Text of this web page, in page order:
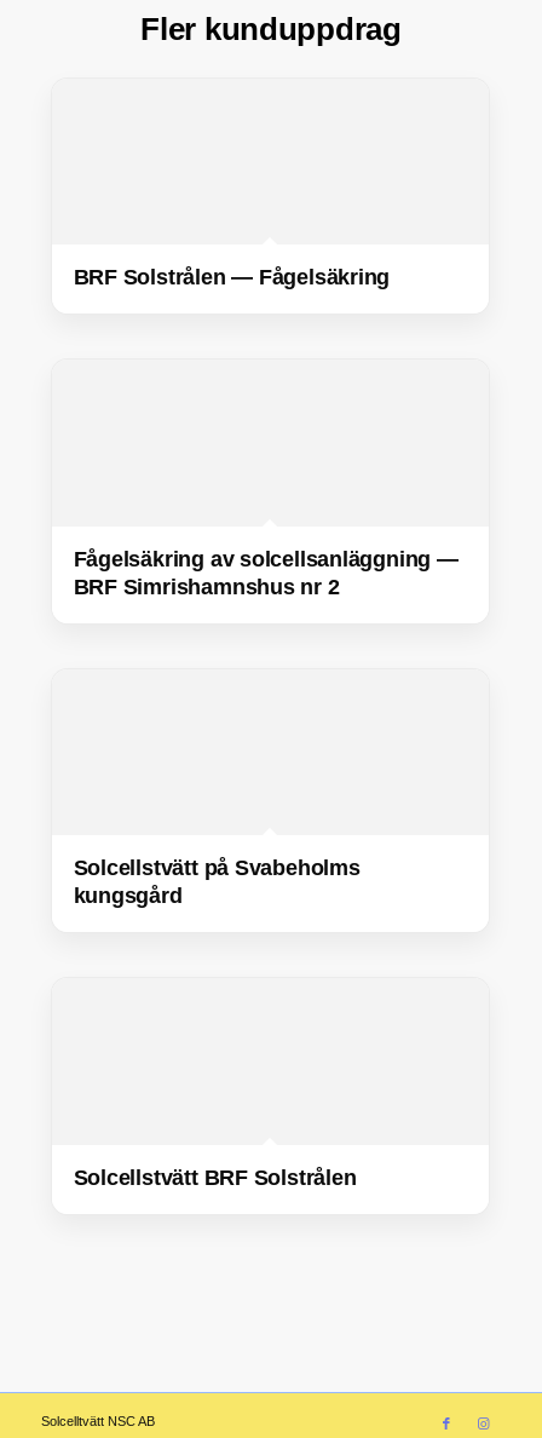
Fler kunduppdrag
BRF Solstrålen — Fågelsäkring
Fågelsäkring av solcellsanläggning —
BRF Simrishamnshus nr 2
Solcellstvätt på Svabeholms
kungsgård
Solcellstvätt BRF Solstrålen
Solcelltvätt NSC AB